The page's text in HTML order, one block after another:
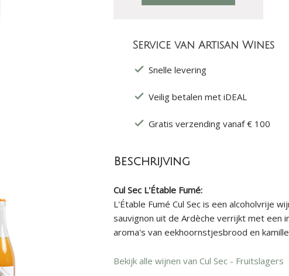
Service van Artisan Wines
Snelle levering
Veilig betalen met iDEAL
Gratis verzending vanaf € 100
Beschrijving
Cul Sec L'Étable Fumé:
L'Étable Fumé Cul Sec is een alcoholvrije
sauvignon uit de Ardèche verrijkt met een
aroma's van eekhoornstjesbrood en
Bekijk alle wijnen van Cul Sec - Fruitslagers